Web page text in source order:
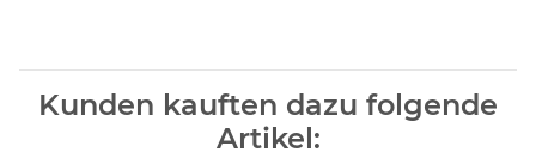
Kunden kauften dazu folgende
Artikel: